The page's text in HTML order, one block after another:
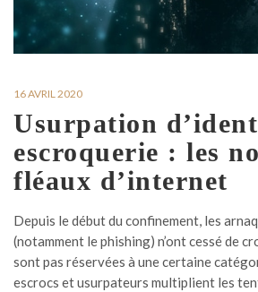
16 AVRIL 2020
Usurpation
escroquerie : les
fléaux d’internet
Depuis le début du confinement, les
(notamment le phishing) n’ont cessé de
sont pas réservées à une certaine
escrocs et usurpateurs multiplient les